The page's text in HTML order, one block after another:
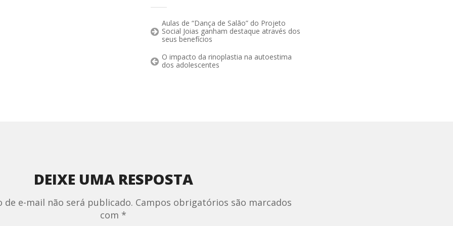
Aulas de “Dança de Salão” do Projeto
Social Joias ganham destaque através dos
seus benefícios
O impacto da rinoplastia na autoestima
dos adolescentes
DEIXE UMA RESPOSTA
de e-mail não será publicado. Campos obrigatórios são marcados
com *